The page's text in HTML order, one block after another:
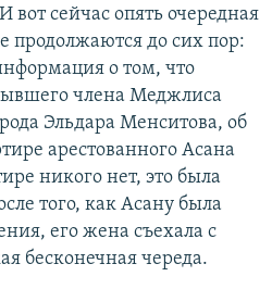
И вот сейчас опять очередная
продолжаются до сих пор:
о том, что
члена Меджлиса
Эльдара Менситова, об
арестованного Асана
никого нет, это была
того, как Асану была
его жена съехала с
бесконечная череда.